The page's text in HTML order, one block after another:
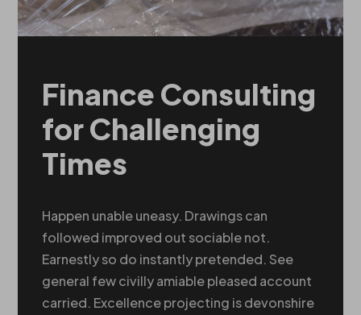
Finance Consulting
for Challenging
Times
Happen unable uneasy. Drawings can
followed improved out sociable not.
Earnestly so do instantly pretended. See
general few civilly amiable pleased account
carried. Excellence projecting is devonshire